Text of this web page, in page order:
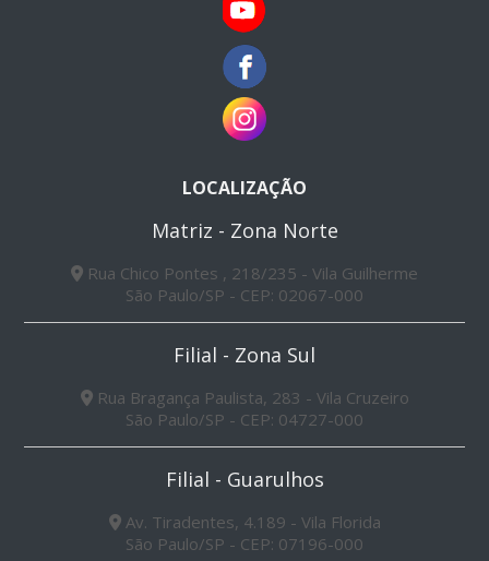
LOCALIZAÇÃO
Matriz - Zona Norte
Rua Chico Pontes , 218/235 - Vila Guilherme
São Paulo/SP - CEP: 02067-000
Filial - Zona Sul
Rua Bragança Paulista, 283 - Vila Cruzeiro
São Paulo/SP - CEP: 04727-000
Filial - Guarulhos
Av. Tiradentes, 4.189 - Vila Florida
São Paulo/SP - CEP: 07196-000